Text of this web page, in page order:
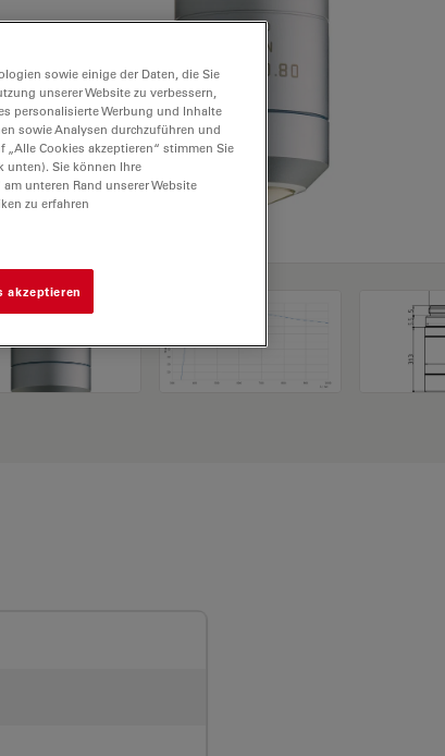
sowie einige der Daten, die Sie
unserer Website zu verbessern,
personalisierte Werbung und Inhalte
sowie Analysen durchzuführen und
„Alle Cookies akzeptieren“ stimmen Sie
unten). Sie können Ihre
unteren Rand unserer Website
zu erfahren
akzeptieren